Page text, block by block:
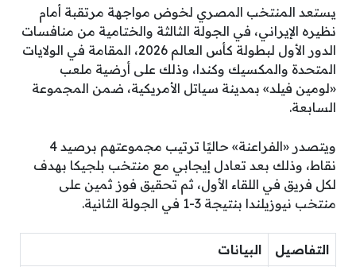
يستعد المنتخب المصري لخوض مواجهة مرتقبة أمام
نظيره الإيراني، في الجولة الثالثة والختامية من منافسات
الدور الأول لبطولة كأس العالم 2026، المقامة في الولايات
المتحدة والمكسيك وكندا، وذلك على أرضية ملعب
«لومين فيلد» بمدينة سياتل الأمريكية، ضمن المجموعة
السابعة.
ويتصدر «الفراعنة» حاليًا ترتيب مجموعتهم برصيد 4
نقاط، وذلك بعد تعادل إيجابي مع منتخب بلجيكا بهدف
لكل فريق في اللقاء الأول، ثم تحقيق فوز ثمين على
منتخب نيوزيلندا بنتيجة 3-1 في الجولة الثانية.
التفاصيل البيانات